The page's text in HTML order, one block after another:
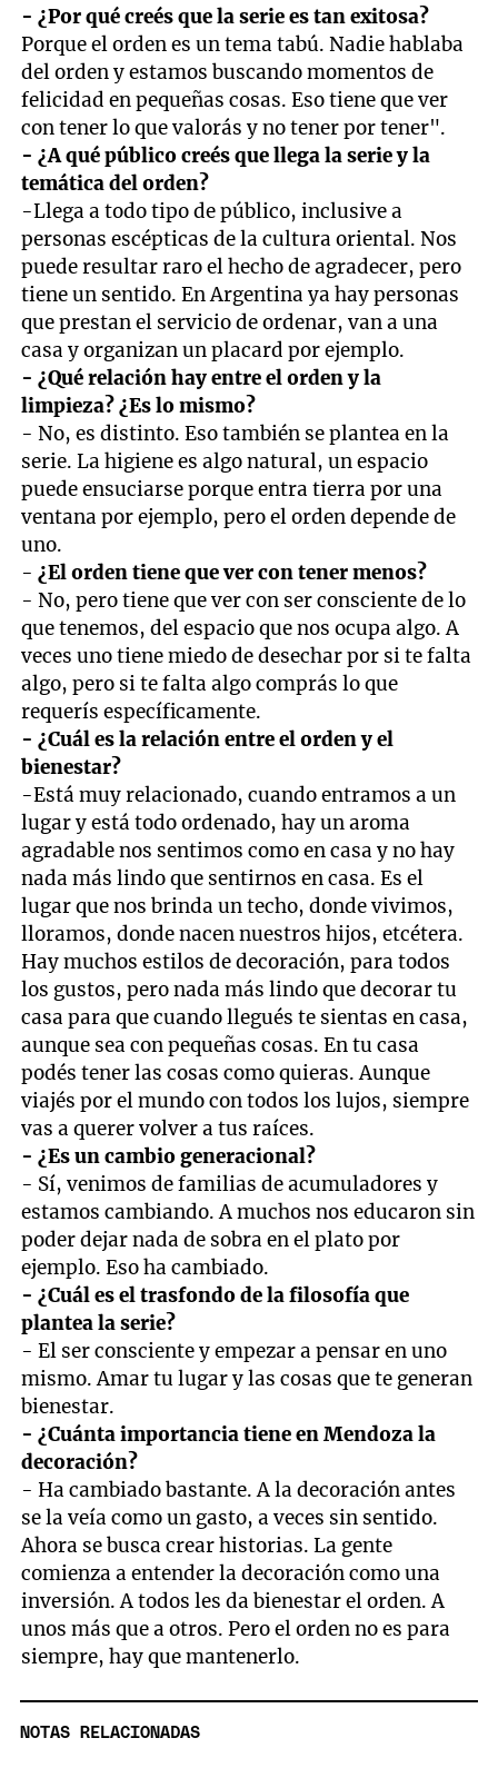
- ¿Por qué creés que la serie es tan exitosa?
Porque el orden es un tema tabú. Nadie hablaba
del orden y estamos buscando momentos de
felicidad en pequeñas cosas. Eso tiene que ver
con tener lo que valorás y no tener por tener".
- ¿A qué público creés que llega la serie y la
temática del orden?
-Llega a todo tipo de público, inclusive a
personas escépticas de la cultura oriental. Nos
puede resultar raro el hecho de agradecer, pero
tiene un sentido. En Argentina ya hay personas
que prestan el servicio de ordenar, van a una
casa y organizan un placard por ejemplo.
- ¿Qué relación hay entre el orden y la
limpieza? ¿Es lo mismo?
- No, es distinto. Eso también se plantea en la
serie. La higiene es algo natural, un espacio
puede ensuciarse porque entra tierra por una
ventana por ejemplo, pero el orden depende de
uno.
- ¿El orden tiene que ver con tener menos?
- No, pero tiene que ver con ser consciente de lo
que tenemos, del espacio que nos ocupa algo. A
veces uno tiene miedo de desechar por si te falta
algo, pero si te falta algo comprás lo que
requerís específicamente.
- ¿Cuál es la relación entre el orden y el
bienestar?
-Está muy relacionado, cuando entramos a un
lugar y está todo ordenado, hay un aroma
agradable nos sentimos como en casa y no hay
nada más lindo que sentirnos en casa. Es el
lugar que nos brinda un techo, donde vivimos,
lloramos, donde nacen nuestros hijos, etcétera.
Hay muchos estilos de decoración, para todos
los gustos, pero nada más lindo que decorar tu
casa para que cuando llegués te sientas en casa,
aunque sea con pequeñas cosas. En tu casa
podés tener las cosas como quieras. Aunque
viajés por el mundo con todos los lujos, siempre
vas a querer volver a tus raíces.
- ¿Es un cambio generacional?
- Sí, venimos de familias de acumuladores y
estamos cambiando. A muchos nos educaron sin
poder dejar nada de sobra en el plato por
ejemplo. Eso ha cambiado.
- ¿Cuál es el trasfondo de la filosofía que
plantea la serie?
- El ser consciente y empezar a pensar en uno
mismo. Amar tu lugar y las cosas que te generan
bienestar.
- ¿Cuánta importancia tiene en Mendoza la
decoración?
- Ha cambiado bastante. A la decoración antes
se la veía como un gasto, a veces sin sentido.
Ahora se busca crear historias. La gente
comienza a entender la decoración como una
inversión. A todos les da bienestar el orden. A
unos más que a otros. Pero el orden no es para
siempre, hay que mantenerlo.
NOTAS RELACIONADAS